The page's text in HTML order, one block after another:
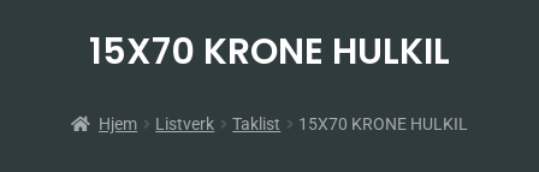
15X70 KRONE HULKIL
Hjem Listverk Taklist 15X70 KRONE HULKIL